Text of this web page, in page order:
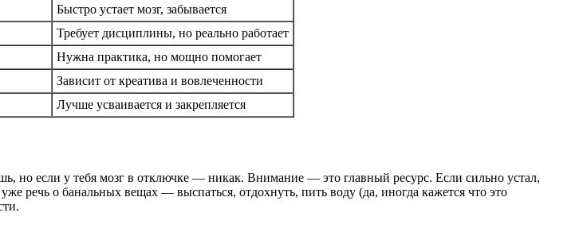
Быстро устает мозг, забывается
Требует дисциплины, но реально работает
Нужна практика, но мощно помогает
Зависит от креатива и вовлеченности
Лучше усваивается и закрепляется
но если у тебя мозг в отключке — никак. Внимание — это главный ресурс. Если сильно устал,
речь о банальных вещах — выспаться, отдохнуть, пить воду (да, иногда кажется что это